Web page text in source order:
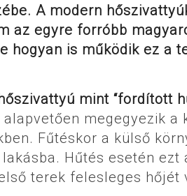
A modern
az egyre forróbb
hogyan is működik ez a
mint “fordított
megegyezik a
Fűtéskor a külső
Hűtés esetén ezt
terek felesleges hőjét